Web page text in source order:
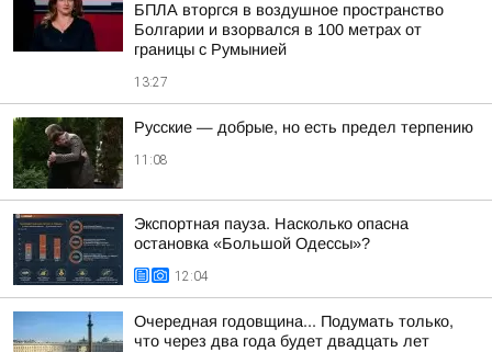
БПЛА вторгся в воздушное пространство
Болгарии и взорвался в 100 метрах от
границы с Румынией
13:27
Русские — добрые, но есть предел терпению
11:08
Экспортная пауза. Насколько опасна
остановка «Большой Одессы»?
12:04
Очередная годовщина... Подумать только,
что через два года будет двадцать лет